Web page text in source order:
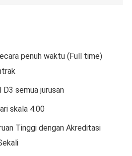
penuh waktu (Full time)
D3 semua jurusan
skala 4.00
Tinggi dengan Akreditasi